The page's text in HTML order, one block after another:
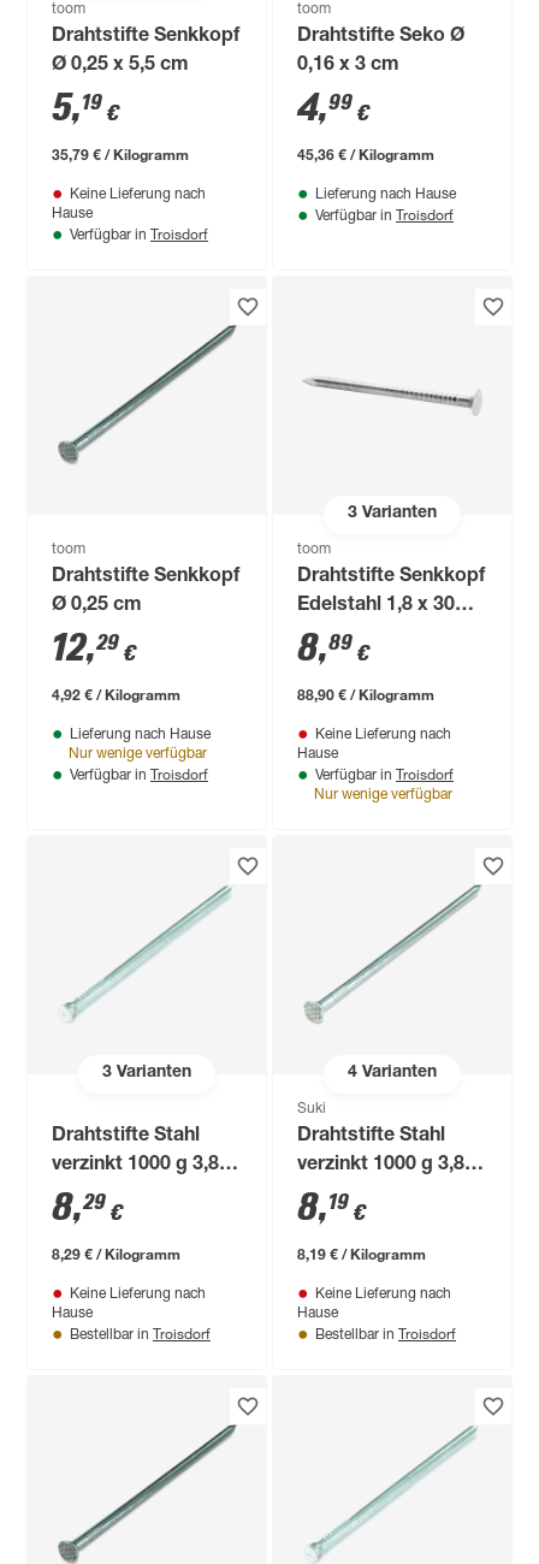
toom
Drahtstifte Senkkopf
Ø 0,25 x 5,5 cm
5,19 €
35,79 € / Kilogramm
Keine Lieferung nach
Hause
Verfügbar in Troisdorf
toom
Drahtstifte Seko Ø
0,16 x 3 cm
4,99 €
45,36 € / Kilogramm
Lieferung nach Hause
Verfügbar in Troisdorf
toom
Drahtstifte Senkkopf
Ø 0,25 cm
12,29 €
4,92 € / Kilogramm
Lieferung nach Hause
Nur wenige verfügbar
Verfügbar in Troisdorf
3Varianten
toom
Drahtstifte Senkkopf
Edelstahl 1,8 x 30
mm 100 g
8,89 €
88,90 € / Kilogramm
Keine Lieferung nach
Hause
Verfügbar in Troisdorf
Nur wenige verfügbar
3Varianten
Drahtstifte Stahl
verzinkt 1000 g 3,8 x
100 mm Stauchkopf
8,29 €
8,29 € / Kilogramm
Keine Lieferung nach
Hause
Bestellbar in Troisdorf
4Varianten
Suki
Drahtstifte Stahl
verzinkt 1000 g 3,8 x
100 mm Senkkopf
8,19 €
8,19 € / Kilogramm
Keine Lieferung nach
Hause
Bestellbar in Troisdorf